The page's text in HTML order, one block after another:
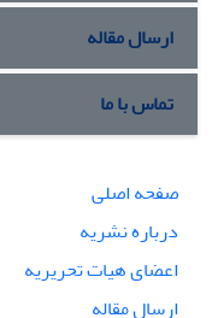
ارسال مقاله
تماس با ما
صفحه اصلی
درباره نشریه
اعضای هیات تحریریه
ارسال مقاله